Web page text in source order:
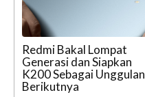
Redmi Bakal Lompat
Generasi dan Siapkan
K200 Sebagai Unggulan
Berikutnya